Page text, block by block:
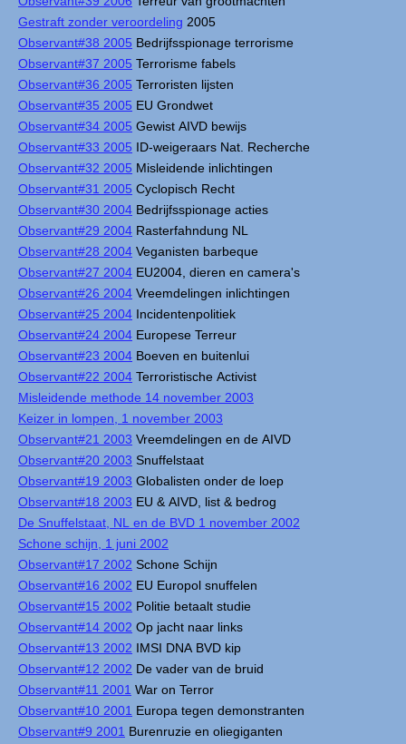
Gestraft zonder veroordeling 2005
Observant#38 2005 Bedrijfsspionage terrorisme
Observant#37 2005 Terrorisme fabels
Observant#36 2005 Terroristen lijsten
Observant#35 2005 EU Grondwet
Observant#34 2005 Gewist AIVD bewijs
Observant#33 2005 ID-weigeraars Nat. Recherche
Observant#32 2005 Misleidende inlichtingen
Observant#31 2005 Cyclopisch Recht
Observant#30 2004 Bedrijfsspionage acties
Observant#29 2004 Rasterfahndung NL
Observant#28 2004 Veganisten barbeque
Observant#27 2004 EU2004, dieren en camera's
Observant#26 2004 Vreemdelingen inlichtingen
Observant#25 2004 Incidentenpolitiek
Observant#24 2004 Europese Terreur
Observant#23 2004 Boeven en buitenlui
Observant#22 2004 Terroristische Activist
Misleidende methode 14 november 2003
Keizer in lompen, 1 november 2003
Observant#21 2003 Vreemdelingen en de AIVD
Observant#20 2003 Snuffelstaat
Observant#19 2003 Globalisten onder de loep
Observant#18 2003 EU & AIVD, list & bedrog
De Snuffelstaat, NL en de BVD 1 november 2002
Schone schijn, 1 juni 2002
Observant#17 2002 Schone Schijn
Observant#16 2002 EU Europol snuffelen
Observant#15 2002 Politie betaalt studie
Observant#14 2002 Op jacht naar links
Observant#13 2002 IMSI DNA BVD kip
Observant#12 2002 De vader van de bruid
Observant#11 2001 War on Terror
Observant#10 2001 Europa tegen demonstranten
Observant#9 2001 Burenruzie en oliegiganten